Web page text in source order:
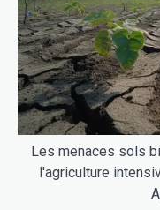
Les menaces sols
l'agriculture